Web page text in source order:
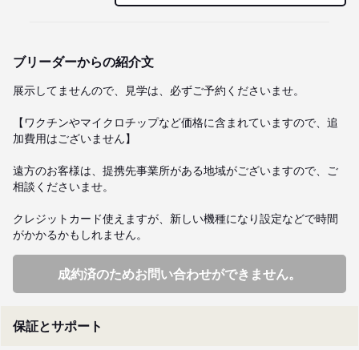
ブリーダーからの紹介文
展示してませんので、見学は、必ずご予約くださいませ。
【ワクチンやマイクロチップなど価格に含まれていますので、追
加費用はございません】
遠方のお客様は、提携先事業所がある地域がございますので、ご
相談くださいませ。
クレジットカード使えますが、新しい機種になり設定などで時間
がかかるかもしれません。
成約済のためお問い合わせができません。
保証とサポート